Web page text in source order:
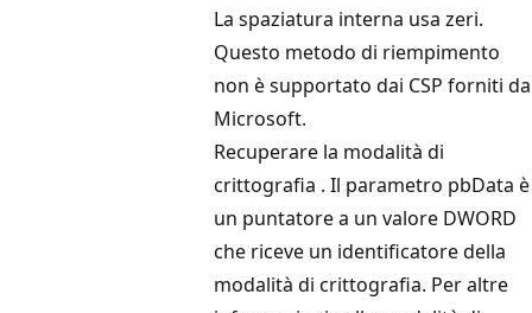
La spaziatura interna usa zeri.
Questo metodo di riempimento
non è supportato dai CSP forniti da
Microsoft.
Recuperare la modalità di
crittografia . Il parametro pbData è
un puntatore a un valore DWORD
che riceve un identificatore della
modalità di crittografia. Per altre